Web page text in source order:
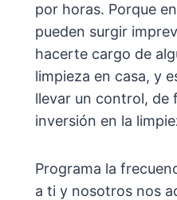
por horas. Porque
pueden surgir
hacerte cargo de
limpieza en casa, y
llevar un control, de
inversión en la
Programa la
a ti y nosotros nos